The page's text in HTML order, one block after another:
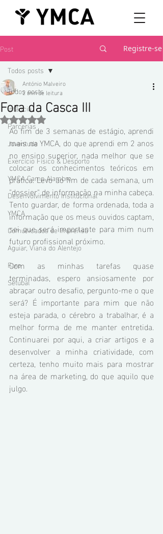
Post Registre-se
Todos posts
Infância
Parcerias
Juventude
Exercício Físico & Desporto
YMCA Camp Alambre
Desenvolvimento Institucional
YMCA
Comunicados de Imprensa
Aguiar, Viana do Alentejo
Faro
Setúbal
Todos posts
Fora da Casca III
António Malveiro
2 min de leitura
Avaliado com NaN de 5 estrelas.
Ao fim de 3 semanas de estágio, aprendi
mais na YMCA, do que aprendi em 2 anos
no ensino superior, nada melhor que se
colocar os conhecimentos teóricos em
prática. Levo ao fim de cada semana, um
"dossier" de informação na minha cabeça.
Tento guardar, de forma ordenada, toda a
informação que os meus ouvidos captam,
sei que será importante para mim num
futuro profissional próximo.
Com as minhas tarefas quase
terminadas, espero ansiosamente por
abraçar outro desafio, pergunto-me o que
será? É importante para mim que não
esteja parada, o cérebro a trabalhar, é a
melhor forma de me manter entretida.
Continuarei por aqui, a criar artigos e a
desenvolver a minha criatividade, com
certeza, tenho muito mais para mostrar
na área de marketing, do que aquilo que
julgo.